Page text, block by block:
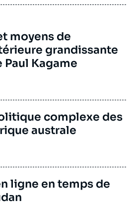
auditionnés
d’analyses en
civile) à se rencontrer
d’analyse et visions du
Afrique subsaharienne
des responsables
pays d’Afrique
moyens de
grandissante
Paul Kagame
complexe des
australe
ligne en temps de